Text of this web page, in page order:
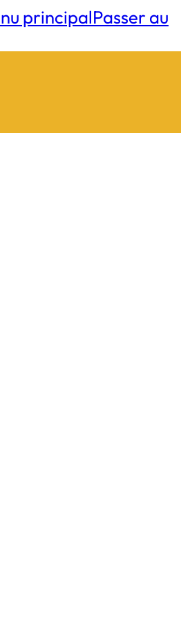
principalPasser au